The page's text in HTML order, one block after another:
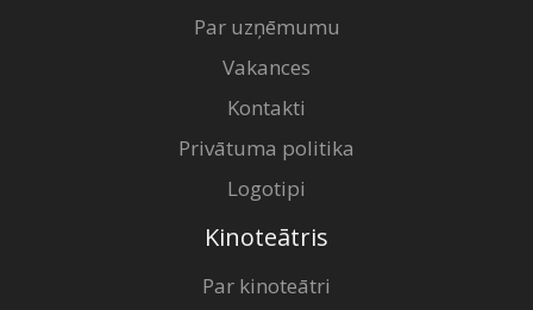
Par uzņēmumu
Vakances
Kontakti
Privātuma politika
Logotipi
Kinoteātris
Par kinoteātri